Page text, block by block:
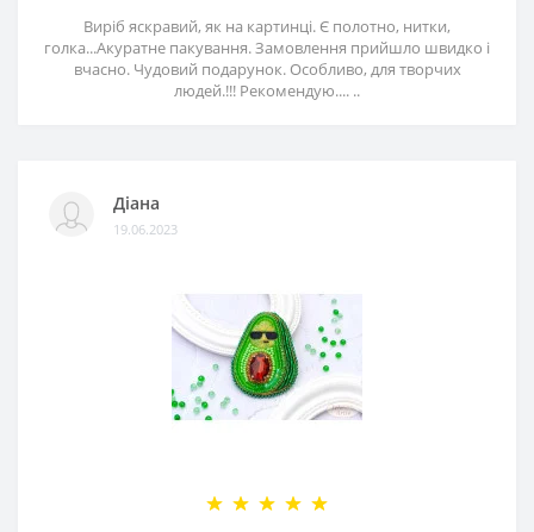
Виріб яскравий, як на картинці. Є полотно, нитки,
голка...Акуратне пакування. Замовлення прийшло швидко і
вчасно. Чудовий подарунок. Особливо, для творчих
людей.!!! Рекомендую.... ..
Діана
19.06.2023